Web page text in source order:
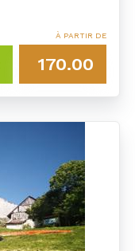
À PARTIR DE
170.00